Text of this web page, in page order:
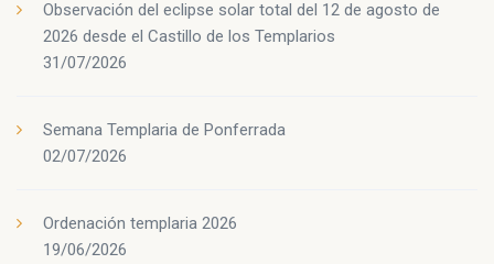
Observación del eclipse solar total del 12 de agosto de
2026 desde el Castillo de los Templarios
31/07/2026
Semana Templaria de Ponferrada
02/07/2026
Ordenación templaria 2026
19/06/2026